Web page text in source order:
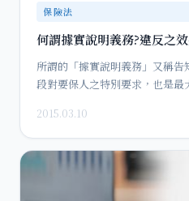
保險法
何謂據實說明義務?違反之
所謂的「據實說明義務」又稱
段對要保人之特別要求，也是最
2015.03.10